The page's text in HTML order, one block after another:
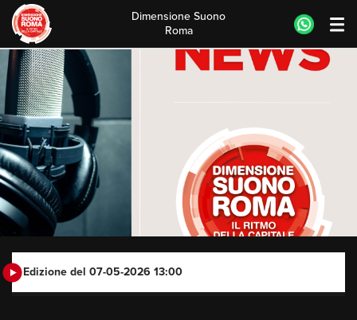
Skip
to
content
Dimensione Suono
Roma
Edizione del 07-05-2026 13:00